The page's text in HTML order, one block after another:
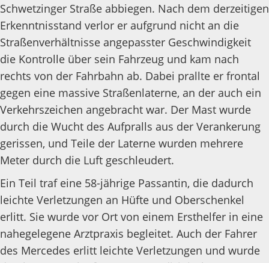
Schwetzinger Straße abbiegen. Nach dem derzeitigen
Erkenntnisstand verlor er aufgrund nicht an die
Straßenverhältnisse angepasster Geschwindigkeit
die Kontrolle über sein Fahrzeug und kam nach
rechts von der Fahrbahn ab. Dabei prallte er frontal
gegen eine massive Straßenlaterne, an der auch ein
Verkehrszeichen angebracht war. Der Mast wurde
durch die Wucht des Aufpralls aus der Verankerung
gerissen, und Teile der Laterne wurden mehrere
Meter durch die Luft geschleudert.
Ein Teil traf eine 58-jährige Passantin, die dadurch
leichte Verletzungen an Hüfte und Oberschenkel
erlitt. Sie wurde vor Ort von einem Ersthelfer in eine
nahegelegene Arztpraxis begleitet. Auch der Fahrer
des Mercedes erlitt leichte Verletzungen und wurde